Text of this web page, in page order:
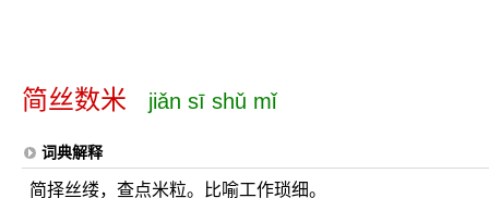
简丝数米 jiǎn sī shǔ mǐ
词典解释
简择丝缕，查点米粒。比喻工作琐细。